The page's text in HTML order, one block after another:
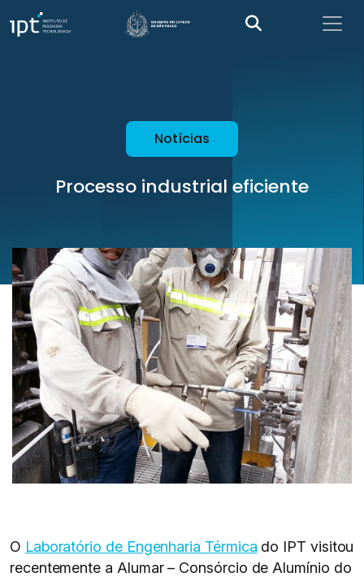
Notícias
Processo industrial eficiente
O Laboratório de Engenharia Térmica do IPT visitou
recentemente a Alumar – Consórcio de Alumínio do